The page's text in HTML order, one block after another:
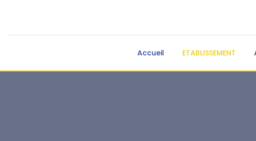
Accueil ETABLISSEMENT